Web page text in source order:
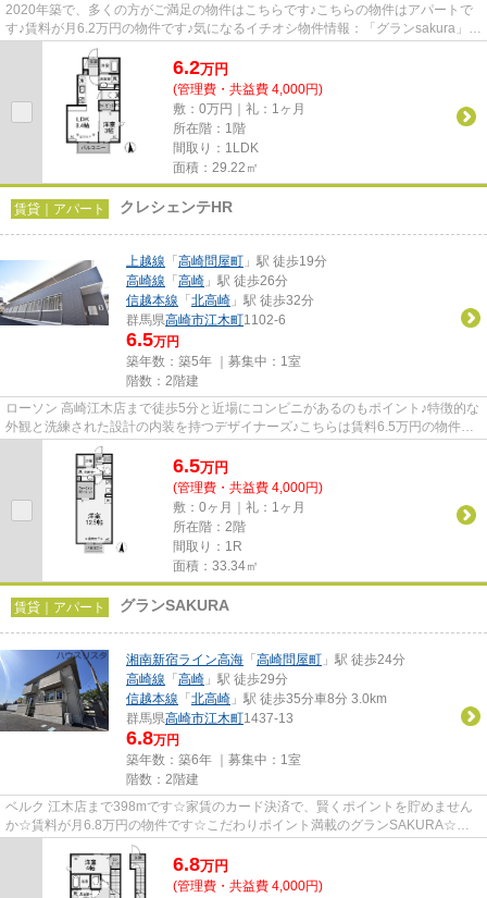
2020年築で、多くの方がご満足の物件はこちらです♪こちらの物件はアパートで
す♪賃料が月6.2万円の物件です♪気になるイチオシ物件情報：「グランsakura」♪
できるだけ早めに不動産情報を...
6.2万円
(管理費・共益費 4,000円)
敷：0万円｜礼：1ヶ月
所在階：1階
間取り：1LDK
面積：29.22㎡
賃貸｜アパート クレシェンテHR
上越線 「 高崎問屋町 」駅 徒歩19分
高崎線 「 高崎 」駅 徒歩26分
信越本線 「 北高崎 」駅 徒歩32分
群馬県高崎市江木町1102-6
6.5万円
築年数：築5年 ｜募集中： 1室
階数：2階建
ローソン 高崎江木店まで徒歩5分と近場にコンビニがあるのもポイント♪特徴的な
外観と洗練された設計の内装を持つデザイナーズ♪こちらは賃料6.5万円の物件で
す♪新着情報：クレシェンテH...
6.5万円
(管理費・共益費 4,000円)
敷：0ヶ月｜礼：1ヶ月
所在階：2階
間取り：1R
面積：33.34㎡
賃貸｜アパート グランSAKURA
湘南新宿ライン高海 「 高崎問屋町 」駅 徒歩24分
高崎線 「 高崎 」駅 徒歩29分
信越本線 「 北高崎 」駅 徒歩35分車8分 3.0km
群馬県高崎市江木町1437-13
6.8万円
築年数：築6年 ｜募集中： 1室
階数：2階建
ベルク 江木店まで398mです☆家賃のカード決済で、賢くポイントを貯めません
か☆賃料が月6.8万円の物件です☆こだわりポイント満載のグランSAKURA☆で
きるだけ早めに不動産情報を集めたい...
6.8万円
(管理費・共益費 4,000円)